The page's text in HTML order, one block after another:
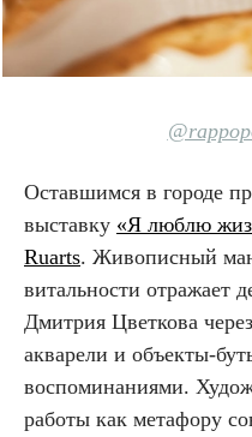
Оставшимся в городе
выставку «Я люблю
Ruаrts. Живописный
витальности отражает
Дмитрия Цветкова
акварели и объекты-
воспоминаниями.
работы как метафору